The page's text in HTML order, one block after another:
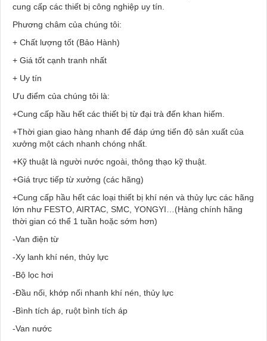
cung cấp các thiết bị công nghiệp uy tín.
Phương châm của chúng tôi:
+ Chất lượng tốt (Bảo Hành)
+ Giá tốt cạnh tranh nhất
+ Uy tín
Ưu điểm của chúng tôi là:
+Cung cấp hầu hết các thiết bị từ đại trà đến khan hiếm.
+Thời gian giao hàng nhanh để đáp ứng tiến độ sản xuất của
xưởng một cách nhanh chóng nhất.
+Kỹ thuật là người nước ngoài, thông thạo kỹ thuật.
+Giá trực tiếp từ xưởng (các hãng)
+Cung cấp hầu hết các loại thiết bị khí nén và thủy lực các hãng
lớn như FESTO, AIRTAC, SMC, YONGYI…(Hàng chính hãng
thời gian có thể 1 tuần hoặc sớm hơn)
-Van điện từ
-Xy lanh khí nén, thủy lực
-Bộ lọc hơi
-Đầu nối, khớp nối nhanh khí nén, thủy lực
-Bình tích áp, ruột bình tích áp
-Van nước